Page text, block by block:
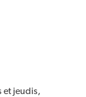
et jeudis,